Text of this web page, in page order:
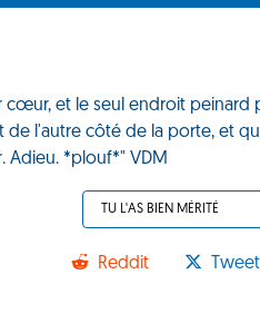
et le seul endroit peinard
de l'autre côté de la porte, et
Adieu. *plouf*" VDM
TU L'AS BIEN MÉRITÉ
Reddit Tweet